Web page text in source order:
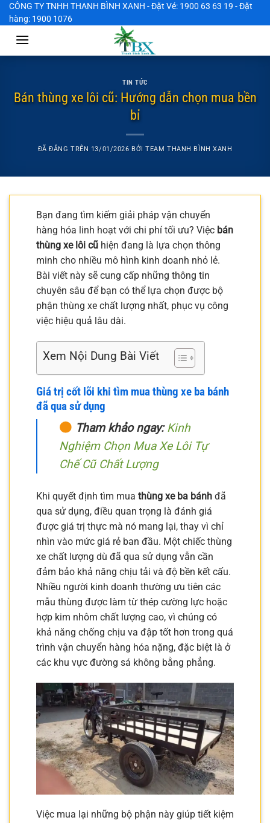
Chuyển
đến
CÔNG TY TNHH THANH BÌNH XANH - Đặt Vé: 1900 63 63 19 - Đặt
hàng: 1900 1076
TIN TỨC
Bán thùng xe lôi cũ: Hướng dẫn chọn mua bền
bỉ
ĐÃ ĐĂNG TRÊN 13/01/2026 BỞITEAM THANH BÌNH XANH
Bạn đang tìm kiếm giải pháp vận chuyển
hàng hóa linh hoạt với chi phí tối ưu? Việc bán
thùng xe lôi cũ hiện đang là lựa chọn thông
minh cho nhiều mô hình kinh doanh nhỏ lẻ.
Bài viết này sẽ cung cấp những thông tin
chuyên sâu để bạn có thể lựa chọn được bộ
phận thùng xe chất lượng nhất, phục vụ công
việc hiệu quả lâu dài.
Xem Nội Dung Bài Viết
Giá trị cốt lõi khi tìm mua thùng xe ba bánh
đã qua sử dụng
Tham khảo ngay:Kinh
Nghiệm Chọn Mua Xe Lôi Tự
Chế Cũ Chất Lượng
Khi quyết định tìm mua thùng xe ba bánh đã
qua sử dụng, điều quan trọng là đánh giá
được giá trị thực mà nó mang lại, thay vì chỉ
nhìn vào mức giá rẻ ban đầu. Một chiếc thùng
xe chất lượng dù đã qua sử dụng vẫn cần
đảm bảo khả năng chịu tải và độ bền kết cấu.
Nhiều người kinh doanh thường ưu tiên các
mẫu thùng được làm từ thép cường lực hoặc
hợp kim nhôm chất lượng cao, vì chúng có
khả năng chống chịu va đập tốt hơn trong quá
trình vận chuyển hàng hóa nặng, đặc biệt là ở
các khu vực đường sá không bằng phẳng.
Việc mua lại những bộ phận này giúp tiết kiệm